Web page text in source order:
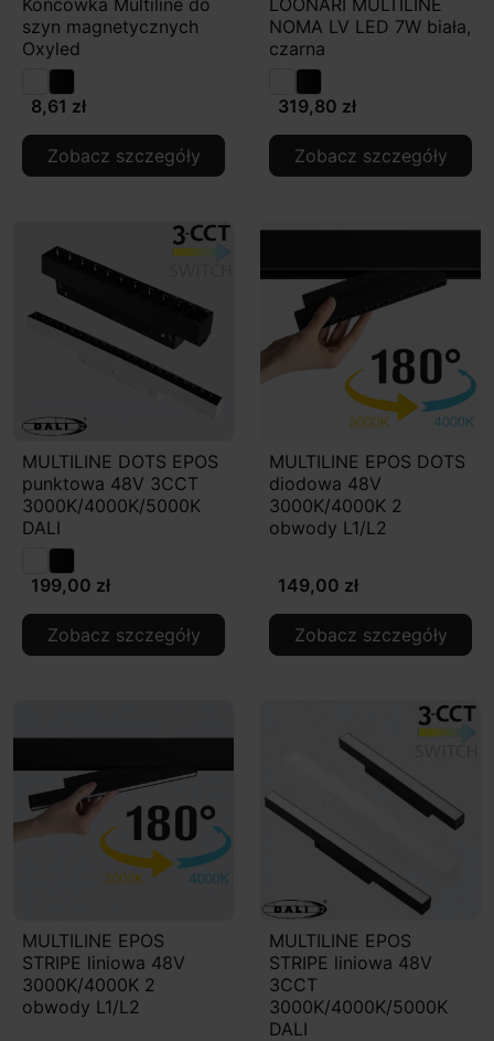
szyn magnetycznych
Oxyled
8,61 zł
Zobacz szczegóły
NOMA LV LED 7W biała,
czarna
319,80 zł
Zobacz szczegóły
MULTILINE DOTS EPOS
punktowa 48V 3CCT
3000K/4000K/5000K
DALI
199,00 zł
Zobacz szczegóły
MULTILINE EPOS DOTS
diodowa 48V
3000K/4000K 2
obwody L1/L2
149,00 zł
Zobacz szczegóły
MULTILINE EPOS
STRIPE liniowa 48V
3000K/4000K 2
obwody L1/L2
MULTILINE EPOS
STRIPE liniowa 48V
3CCT
3000K/4000K/5000K
DALI